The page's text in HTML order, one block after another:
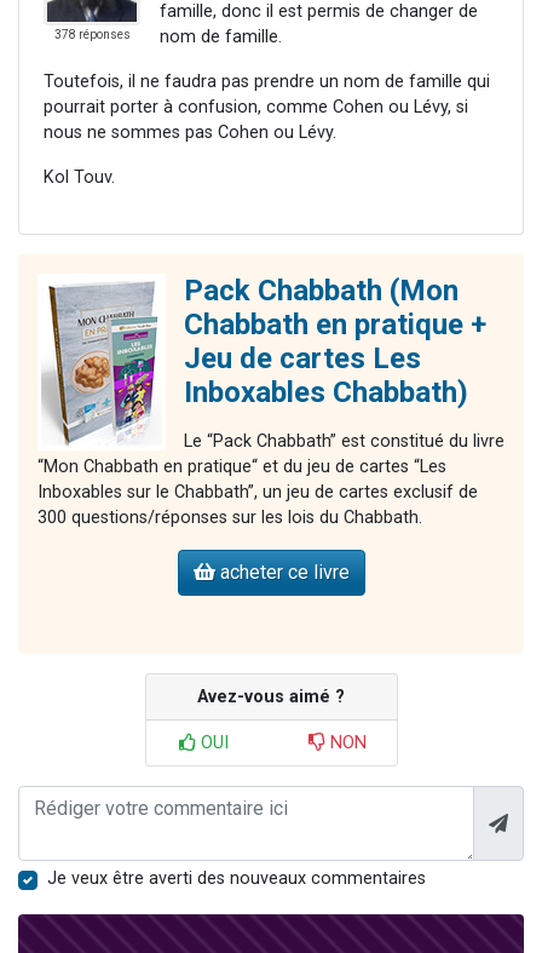
378 réponses
famille, donc il est permis de changer de
nom de famille.
Toutefois, il ne faudra pas prendre un nom de famille qui
pourrait porter à confusion, comme Cohen ou Lévy, si
nous ne sommes pas Cohen ou Lévy.
Kol Touv.
Pack Chabbath (Mon
Chabbath en pratique +
Jeu de cartes Les
Inboxables Chabbath)
Le “Pack Chabbath” est constitué du livre
“Mon Chabbath en pratique“ et du jeu de cartes “Les
Inboxables sur le Chabbath”, un jeu de cartes exclusif de
300 questions/réponses sur les lois du Chabbath.
acheter ce livre
Avez-vous aimé ?
OUI NON
Je veux être averti des nouveaux commentaires